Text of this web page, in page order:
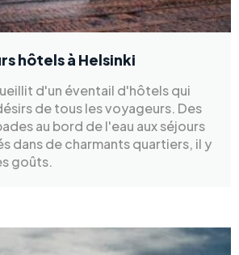
hôtels à Helsinki
d'un éventail d'hôtels qui
de tous les voyageurs. Des
au bord de l'eau aux séjours
dans de charmants quartiers, il y
goûts.